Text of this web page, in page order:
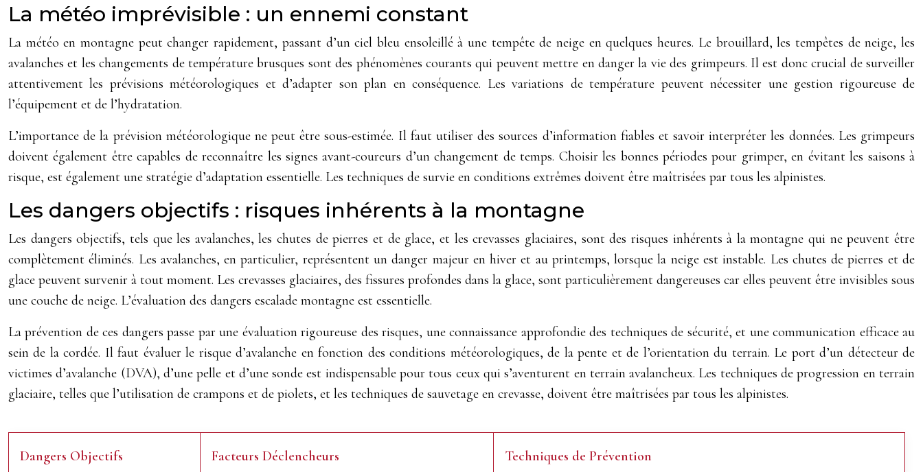
La météo imprévisible : un ennemi constant
La météo en montagne peut changer rapidement, passant d’un ciel bleu ensoleillé à une tempête de neige en quelques heures. Le brouillard, les tempêtes de neige, les
avalanches et les changements de température brusques sont des phénomènes courants qui peuvent mettre en danger la vie des grimpeurs. Il est donc crucial de surveiller
attentivement les prévisions météorologiques et d’adapter son plan en conséquence. Les variations de température peuvent nécessiter une gestion rigoureuse de
l’équipement et de l’hydratation.
L’importance de la prévision météorologique ne peut être sous-estimée. Il faut utiliser des sources d’information fiables et savoir interpréter les données. Les grimpeurs
doivent également être capables de reconnaître les signes avant-coureurs d’un changement de temps. Choisir les bonnes périodes pour grimper, en évitant les saisons à
risque, est également une stratégie d’adaptation essentielle. Les techniques de survie en conditions extrêmes doivent être maîtrisées par tous les alpinistes.
Les dangers objectifs : risques inhérents à la montagne
Les dangers objectifs, tels que les avalanches, les chutes de pierres et de glace, et les crevasses glaciaires, sont des risques inhérents à la montagne qui ne peuvent être
complètement éliminés. Les avalanches, en particulier, représentent un danger majeur en hiver et au printemps, lorsque la neige est instable. Les chutes de pierres et de
glace peuvent survenir à tout moment. Les crevasses glaciaires, des fissures profondes dans la glace, sont particulièrement dangereuses car elles peuvent être invisibles sous
une couche de neige. L’évaluation des dangers escalade montagne est essentielle.
La prévention de ces dangers passe par une évaluation rigoureuse des risques, une connaissance approfondie des techniques de sécurité, et une communication efficace au
sein de la cordée. Il faut évaluer le risque d’avalanche en fonction des conditions météorologiques, de la pente et de l’orientation du terrain. Le port d’un détecteur de
victimes d’avalanche (DVA), d’une pelle et d’une sonde est indispensable pour tous ceux qui s’aventurent en terrain avalancheux. Les techniques de progression en terrain
glaciaire, telles que l’utilisation de crampons et de piolets, et les techniques de sauvetage en crevasse, doivent être maîtrisées par tous les alpinistes.
Dangers Objectifs Facteurs Déclencheurs Techniques de Prévention